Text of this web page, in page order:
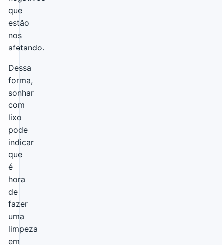
que
estão
nos
afetando.
Dessa
forma,
sonhar
com
lixo
pode
indicar
que
é
hora
de
fazer
uma
limpeza
em